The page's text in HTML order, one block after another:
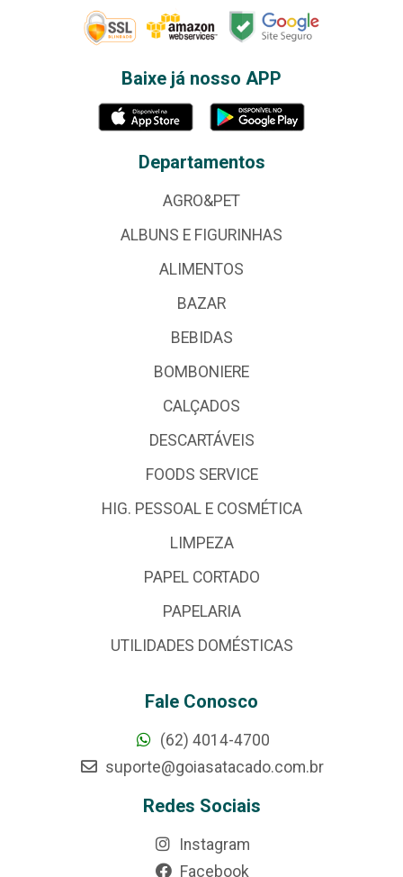
Baixe já nosso APP
Departamentos
AGRO&PET
ALBUNS E FIGURINHAS
ALIMENTOS
BAZAR
BEBIDAS
BOMBONIERE
CALÇADOS
DESCARTÁVEIS
FOODS SERVICE
HIG. PESSOAL E COSMÉTICA
LIMPEZA
PAPEL CORTADO
PAPELARIA
UTILIDADES DOMÉSTICAS
Fale Conosco
(62) 4014-4700
suporte@goiasatacado.com.br
Redes Sociais
Instagram
Facebook